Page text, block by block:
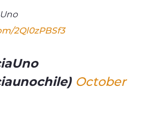
2Ql0zPBSf3
October